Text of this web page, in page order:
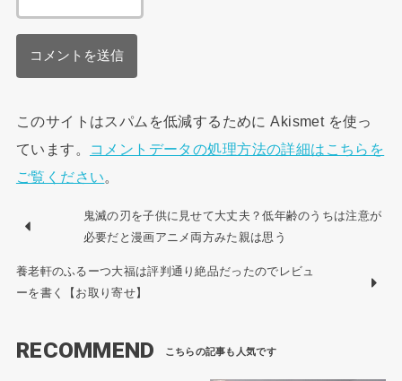
このサイトはスパムを低減するために Akismet を使っ
ています。
コメントデータの処理方法の詳細はこちらを
ご覧ください
鬼滅の刃を子供に見せて大丈夫？低年齢のうちは注意が
必要だと漫画アニメ両方みた親は思う
養老軒のふるーつ大福は評判通り絶品だったのでレビュ
ーを書く【お取り寄せ】
RECOMMEND